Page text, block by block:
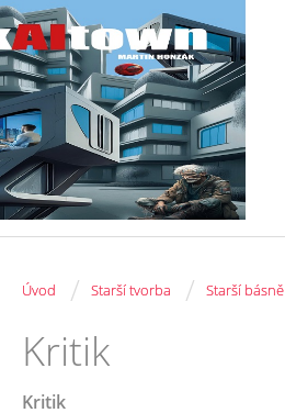
Úvod / Starší tvorba / Starší básně
Kritik
Kritik